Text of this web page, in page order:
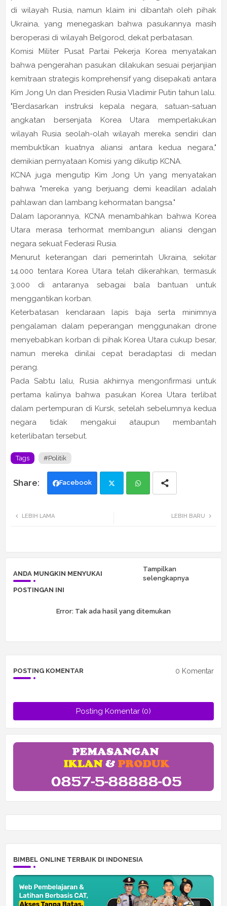
di wilayah Rusia, namun klaim ini dibantah oleh pihak
Ukraina, yang menegaskan bahwa pasukannya masih
beroperasi di wilayah Belgorod, dekat perbatasan.
Komisi Militer Pusat Partai Pekerja Korea menyatakan
bahwa pengerahan pasukan dilakukan sesuai perjanjian
kemitraan strategis komprehensif yang disepakati antara
Kim Jong Un dan Presiden Rusia Vladimir Putin tahun lalu.
"Berdasarkan instruksi kepala negara, satuan-satuan
angkatan bersenjata Korea Utara memperlakukan
wilayah Rusia seolah-olah wilayah mereka sendiri dan
membuktikan kuatnya aliansi antara kedua negara,"
demikian pernyataan Komisi yang dikutip KCNA.
KCNA juga mengutip Kim Jong Un yang menyatakan
bahwa "mereka yang berjuang demi keadilan adalah
pahlawan dan lambang kehormatan bangsa."
Dalam laporannya, KCNA menambahkan bahwa Korea
Utara merasa terhormat membangun aliansi dengan
negara sekuat Federasi Rusia.
Menurut keterangan dari pemerintah Ukraina, sekitar
14.000 tentara Korea Utara telah dikerahkan, termasuk
3.000 di antaranya sebagai bala bantuan untuk
menggantikan korban.
Keterbatasan kendaraan lapis baja serta minimnya
pengalaman dalam peperangan menggunakan drone
menyebabkan korban di pihak Korea Utara cukup besar,
namun mereka dinilai cepat beradaptasi di medan
perang.
Pada Sabtu lalu, Rusia akhirnya mengonfirmasi untuk
pertama kalinya bahwa pasukan Korea Utara terlibat
dalam pertempuran di Kursk, setelah sebelumnya kedua
negara tidak mengakui ataupun membantah
keterlibatan tersebut.
Tags #Politik
Facebook
LEBIH BARU
LEBIH LAMA
ANDA MUNGKIN MENYUKAI
POSTINGAN INI
Tampilkan
selengkapnya
Error: Tak ada hasil yang ditemukan
POSTING KOMENTAR 0 Komentar
Posting Komentar (0)
BIMBEL ONLINE TERBAIK DI INDONESIA